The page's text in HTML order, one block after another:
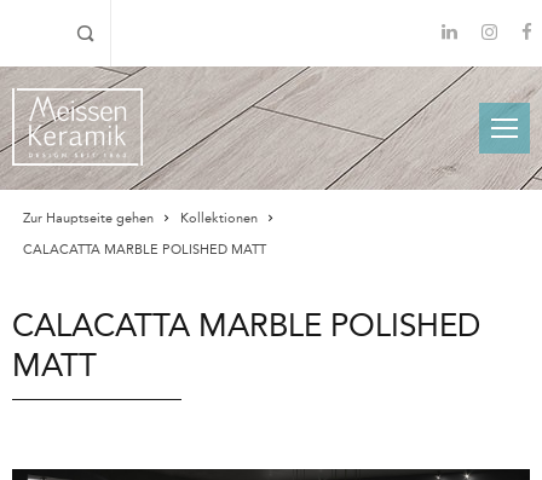
Zur Hauptseite gehen
Kollektionen
CALACATTA MARBLE POLISHED MATT
CALACATTA MARBLE POLISHED
MATT